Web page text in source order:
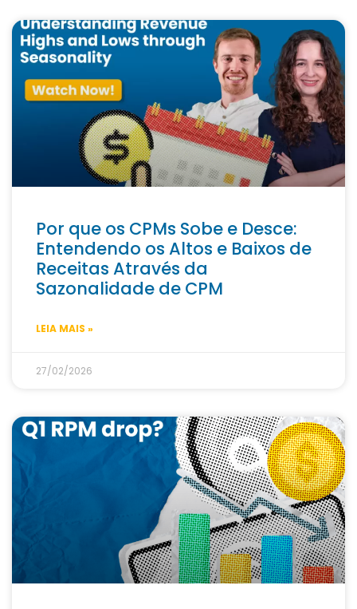
Por que os CPMs Sobe e Desce:
Entendendo os Altos e Baixos de
Receitas Através da
Sazonalidade de CPM
LEIA MAIS »
27/02/2026